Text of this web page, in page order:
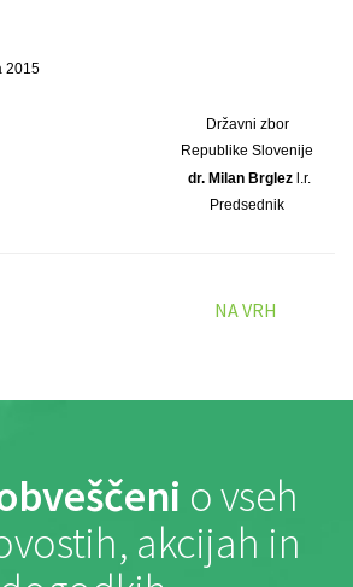
2015
Državni zbor
Republike Slovenije
dr. Milan Brglez l.r.
Predsednik
NA VRH
o vseh
akcijah in